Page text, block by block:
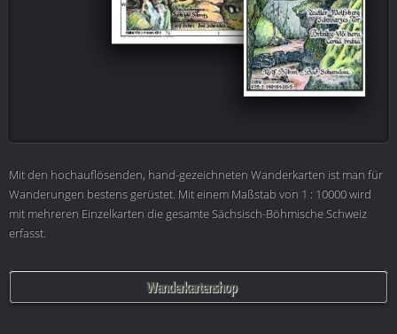
Mit den hochauflösenden, hand-gezeichneten Wanderkarten ist man für
Wanderungen bestens gerüstet. Mit einem Maßstab von 1 : 10000 wird
mit mehreren Einzelkarten die gesamte Sächsisch-Böhmische Schweiz
erfasst.
Wanderkartenshop